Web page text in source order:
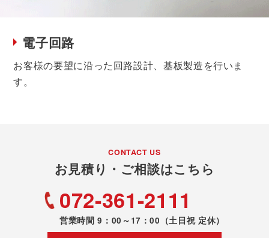
電子回路
お客様の要望に沿った回路設計、基板製造を行いま
す。
CONTACT US
お見積り・ご相談はこちら
072-361-2111
営業時間 9：00～17：00 （土日祝 定休）